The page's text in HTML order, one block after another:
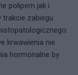
polipem jak i
trakcie zabiegu
krwawienia nie
hormonalne by